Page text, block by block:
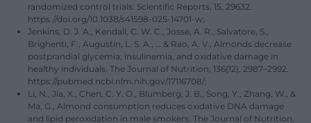
randomized control trials. Scientific Reports, 15, 29632.
https://doi.org/10.1038/s41598-025-14701-w;
Jenkins, D. J. A., Kendall, C. W. C., Josse, A. R., Salvatore, S.,
Brighenti, F., Augustin, L. S. A., … & Rao, A. V., Almonds decrease
postprandial glycemia, insulinemia, and oxidative damage in
healthy individuals. The Journal of Nutrition, 136(12), 2987–2992.
https://pubmed.ncbi.nlm.nih.gov/17116708/;
Li, N., Jia, X., Chen, C. Y. O., Blumberg, J. B., Song, Y., Zhang, W., &
Ma, G., Almond consumption reduces oxidative DNA damage
and lipid peroxidation in male smokers. The Journal of Nutrition,